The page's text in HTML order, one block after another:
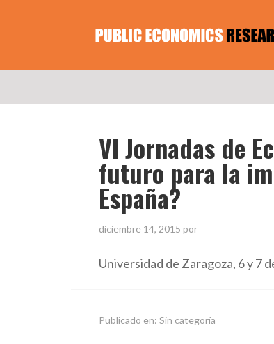
VI Jornadas de
futuro para la
España?
diciembre 14, 2015 por
Universidad de Zaragoza, 6 y 7
Publicado en: Sin categoría